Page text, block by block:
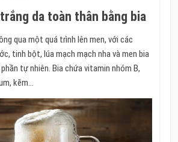
da toàn thân bằng bia
qua một quá trình lên men, với các
tinh bột, lúa mạch mạch nha và men bia
tự nhiên. Bia chứa vitamin nhóm B,
kẽm…